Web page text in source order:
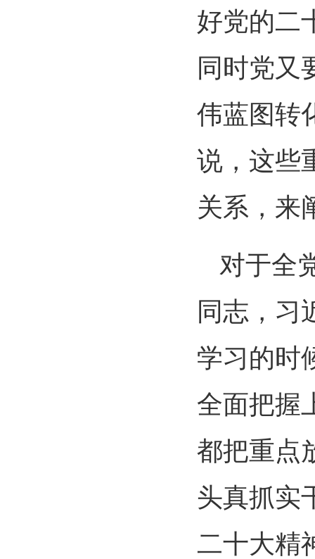
好党的二
同时党又
伟蓝图转
说，这些
关系，来
对于全
同志，习
学习的时
全面把握
都把重点
头真抓实
二十大精